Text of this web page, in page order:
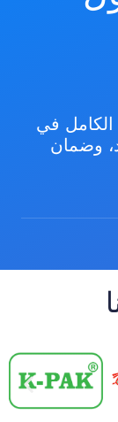
في
وضمان